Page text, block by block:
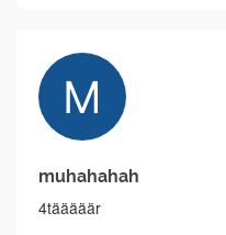
muhahahah
4tääääär